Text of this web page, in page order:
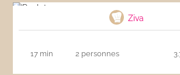
Ziva
17 min 2 personnes